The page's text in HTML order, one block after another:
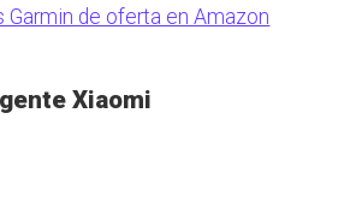
Garmin de oferta en Amazon
Xiaomi